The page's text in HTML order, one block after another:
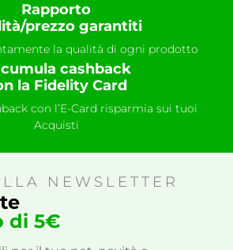
Rapporto
prezzo garantiti
la qualità di ogni prodotto
cashback
la Fidelity Card
con l’E-Card risparmia sui tuoi
Acquisti
NEWSLETTER
di 5€